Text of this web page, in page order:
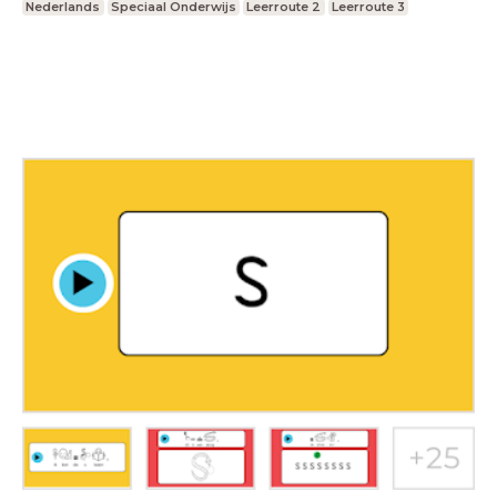
Nederlands Speciaal Onderwijs Leerroute 2 Leerroute 3